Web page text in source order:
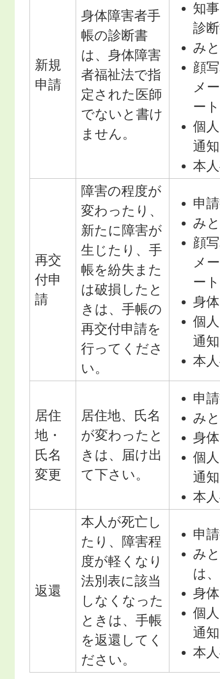
新規
申請
身体障害者手
帳の診断書
は、身体障害
者福祉法で指
定された医師
でないと書け
ません。
知
診
み
顔
メ
ー
個
通
本
再交
付申
請
障害の程度が
変わったり、
新たに障害が
生じたり、手
帳を紛失また
は破損したと
きは、手帳の
再交付申請を
行ってくださ
い。
申
み
顔
メ
ー
身
個
通
本
居住
地・
氏名
変更
居住地、氏名
が変わったと
きは、届け出
て下さい。
申
み
身
個
通
本
返還
本人が死亡し
たり、障害程
度が軽くなり
法別表に該当
しなくなった
ときは、手帳
を返還してく
ださい。
申
み
は
身
個
通
本